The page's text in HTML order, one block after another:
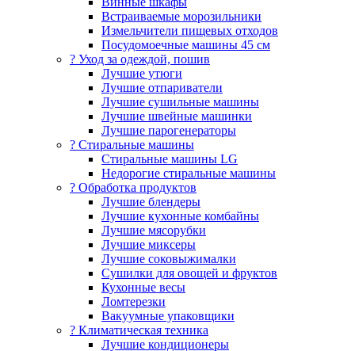
Встраиваемые морозильники
Измельчители пищевых отходов
Посудомоечные машины 45 см
? Уход за одеждой, пошив
Лучшие утюги
Лучшие отпариватели
Лучшие сушильные машины
Лучшие швейные машинки
Лучшие парогенераторы
? Стиральные машины
Стиральные машины LG
Недорогие стиральные машины
? Обработка продуктов
Лучшие блендеры
Лучшие кухонные комбайны
Лучшие мясорубки
Лучшие миксеры
Лучшие соковыжималки
Сушилки для овощей и фруктов
Кухонные весы
Ломтерезки
Вакуумные упаковщики
?️ Климатическая техника
Лучшие кондиционеры